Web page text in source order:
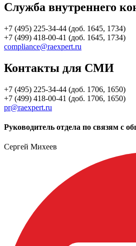
Служба внутреннего
+7 (495) 225-34-44 (доб. 1645, 1734)
+7 (499) 418-00-41 (доб. 1645, 1734)
compliance@raexpert.ru
Контакты для СМИ
+7 (495) 225-34-44 (доб. 1706, 1650)
+7 (499) 418-00-41 (доб. 1706, 1650)
pr@raexpert.ru
Руководитель отдела по связям с
Сергей Михеев